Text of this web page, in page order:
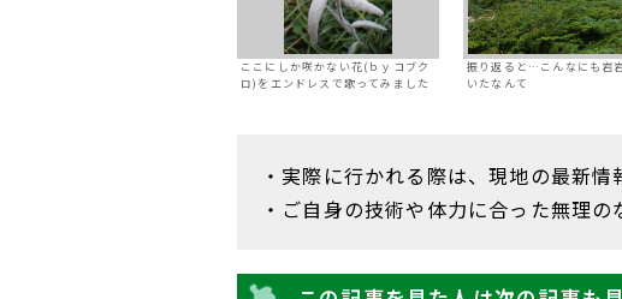
ここにしか咲かない花(ｂｙコブク
ロ)をエンドレスで歌ってみました
振り返ると…こんなにも岩
いたなんて
・実際に行かれる際は、現地の最新情
・ご自身の技術や体力に合った無理